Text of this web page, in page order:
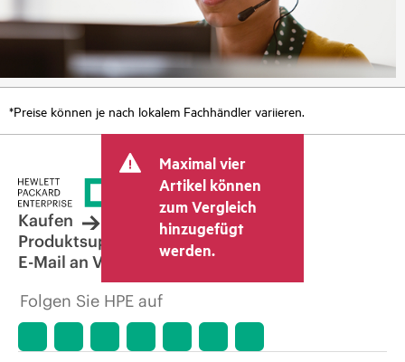
*Preise können je nach lokalem Fachhändler variieren.
Maximal vier
Artikel können
zum Vergleich
hinzugefügt
werden.
Kaufen
Produktsupport
E-Mail an Vertrieb
Folgen Sie HPE auf